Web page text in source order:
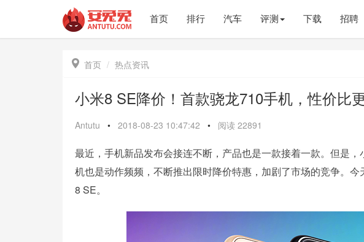
首页 排行 汽车 评测 下载 招聘
 首页 热点资讯
小米8 SE降价！首款骁龙710手机，性价比
Antutu • 2018-08-23 10:47:42 • 阅读 22891
最近，手机新品发布会接连不断，产品也是一款接着一款。但是
机也是动作频频，不断推出限时降价特惠，加剧了市场的竞争。
8 SE。